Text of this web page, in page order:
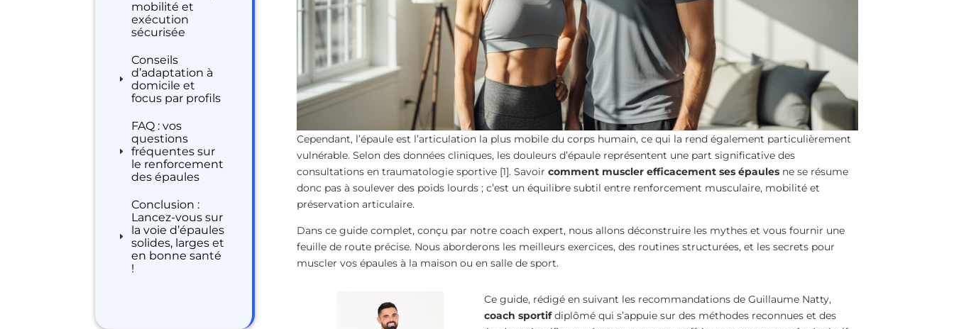
mobilité et
exécution
sécurisée
Conseils
d’adaptation à
domicile et
focus par profils
FAQ : vos
questions
fréquentes sur
le renforcement
des épaules
Conclusion :
Lancez-vous sur
la voie d’épaules
solides, larges et
en bonne santé
!
Cependant, l’épaule est l’articulation la plus mobile du corps humain, ce qui la rend également particulièrement
vulnérable. Selon des données cliniques, les douleurs d’épaule représentent une part significative des
consultations en traumatologie sportive [1]. Savoir comment muscler efficacement ses épaulesne se résume
donc pas à soulever des poids lourds ; c’est un équilibre subtil entre renforcement musculaire, mobilité et
préservation articulaire.
Dans ce guide complet, conçu par notre coach expert, nous allons déconstruire les mythes et vous fournir une
feuille de route précise. Nous aborderons les meilleurs exercices, des routines structurées, et les secrets pour
muscler vos épaules à la maison ou en salle de sport.
Ce guide, rédigé en suivant les recommandations de Guillaume Natty,
coach sportifdiplômé qui s’appuie sur des méthodes reconnues et des